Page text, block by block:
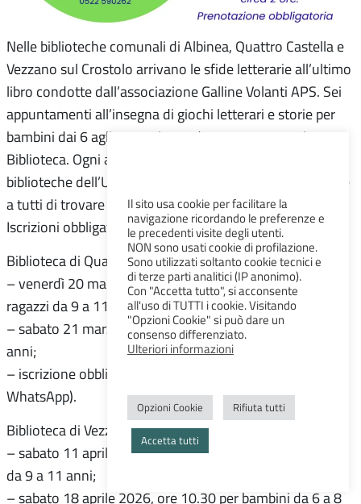
Nelle biblioteche comunali di Albinea, Quattro Castella e
Vezzano sul Crostolo arrivano le sfide letterarie all’ultimo
libro condotte dall’associazione Galline Volanti APS. Sei
appuntamenti all’insegna di giochi letterari e storie per
bambini dai 6 agli 11 anni, con due tappe per ogni
Biblioteca. Ogni attività viene infatti replicata nelle tre
biblioteche dell’Unione Colline Matildiche per permettere
a tutti di trovare il momento perfetto per partecipare.
Iscrizioni obbligatorie.
Biblioteca di Quattro Castella:
– venerdì 20 marzo 2026, ore 16.30 per bambini e
ragazzi da 9 a 11 anni;
– sabato 21 marzo 2026, ore 10.30 per bambini da 6 a 8
anni;
– iscrizione obbligatoria: 333 2418594 (solo messaggi
WhatsApp).
Biblioteca di Vezzano sul Crostolo:
– sabato 11 aprile 2026, ore 10.30 per bambini e ragazzi
da 9 a 11 anni;
– sabato 18 aprile 2026, ore 10.30 per bambini da 6 a 8
Il sito usa cookie per facilitare la
navigazione ricordando le preferenze e
le precedenti visite degli utenti.
NON sono usati cookie di profilazione.
Sono utilizzati soltanto cookie tecnici e
di terze parti analitici (IP anonimo).
Con "Accetta tutto", si acconsente
all'uso di TUTTI i cookie. Visitando
"Opzioni Cookie" si può dare un
consenso differenziato.
Ulteriori informazioni
Opzioni Cookie Rifiuta tutti
Accetta tutti